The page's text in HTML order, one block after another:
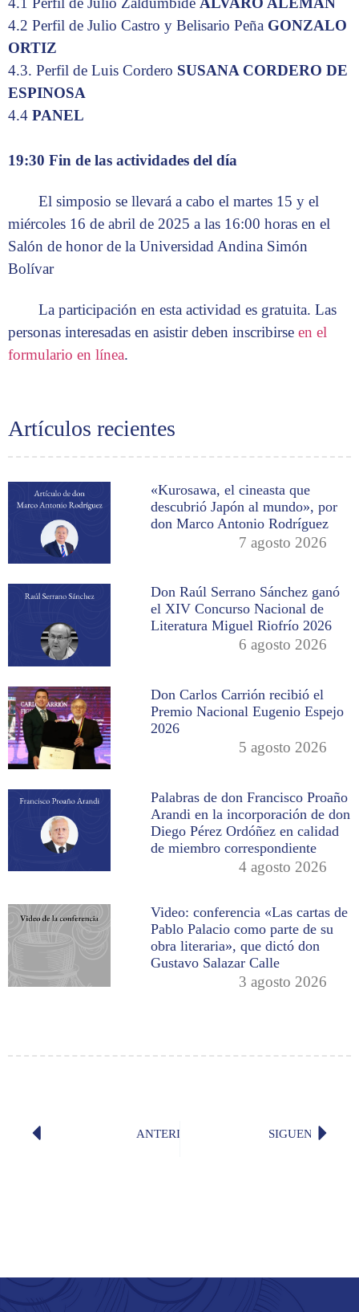
Artículos recientes
«Kurosawa, el cineasta que
descubrió Japón al mundo», por
don Marco Antonio Rodríguez
7 agosto 2026
Don Raúl Serrano Sánchez ganó
el XIV Concurso Nacional de
Literatura Miguel Riofrío 2026
6 agosto 2026
Don Carlos Carrión recibió el
Premio Nacional Eugenio Espejo
2026
5 agosto 2026
Palabras de don Francisco Proaño
Arandi en la incorporación de don
Diego Pérez Ordóñez en calidad
de miembro correspondiente
4 agosto 2026
Video: conferencia «Las cartas de
Pablo Palacio como parte de su
obra literaria», que dictó don
Gustavo Salazar Calle
3 agosto 2026
4.2 Perfil de Julio Castro y Belisario Peña GONZALO
ORTIZ
4.3. Perfil de Luis Cordero SUSANA CORDERO DE
ESPINOSA
4.4 PANEL
19:30 Fin de las actividades del día
El simposio se llevará a cabo el martes 15 y el
miércoles 16 de abril de 2025 a las 16:00 horas en el
Salón de honor de la Universidad Andina Simón
Bolívar
La participación en esta actividad es gratuita. Las
personas interesadas en asistir deben inscribirse en el
formulario en línea.
ANTERIOR «El poder de las anécdotas», por
SIGUENTE